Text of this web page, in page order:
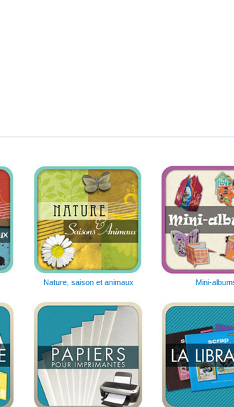
Nature, saison et animaux Mini-